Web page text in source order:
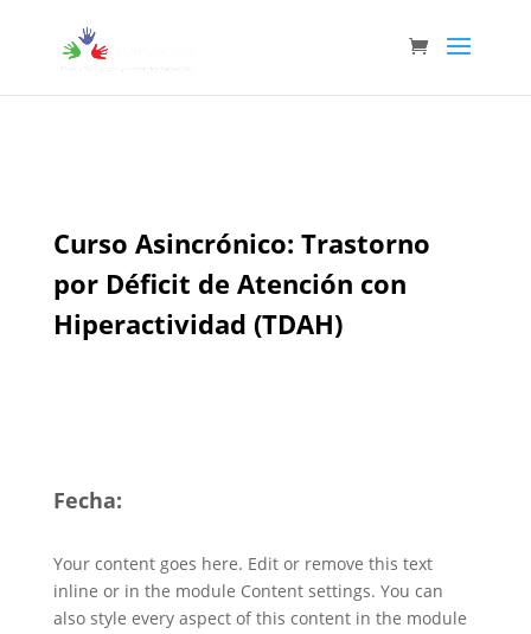
Curso Asincrónico: Trastorno
por Déficit de Atención con
Hiperactividad (TDAH)
Fecha:
Your content goes here. Edit or remove this text
inline or in the module Content settings. You can
also style every aspect of this content in the module